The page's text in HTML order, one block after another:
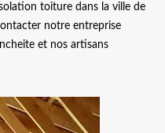
toiture dans la ville de
notre entreprise
et nos artisans